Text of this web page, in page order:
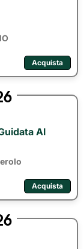
Acquista
Al
Acquista